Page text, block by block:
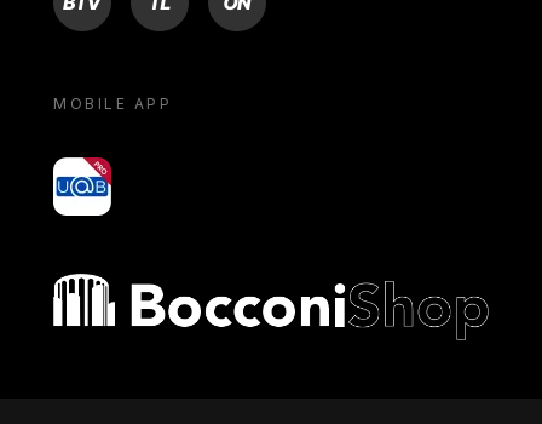
MOBILE APP
yoU@B
Bocconi shop